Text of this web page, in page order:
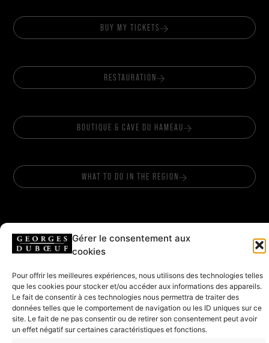
Gérer le consentement aux
cookies
Pour offrir les meilleures expériences, nous utilisons des technologies telles
que les cookies pour stocker et/ou accéder aux informations des appareils.
Le fait de consentir à ces technologies nous permettra de traiter des
données telles que le comportement de navigation ou les ID uniques sur ce
site. Le fait de ne pas consentir ou de retirer son consentement peut avoir
un effet négatif sur certaines caractéristiques et fonctions.
BUY MY TICKETS
RESTAURATION
BOUTIQUE & CAVE DU HAMEAU
WHAT TO DO IN THE REGION
HEADQUARTERS & SHOP
208 rue de Lancié
71570 Romanèche-Thorins
FOLLOW US